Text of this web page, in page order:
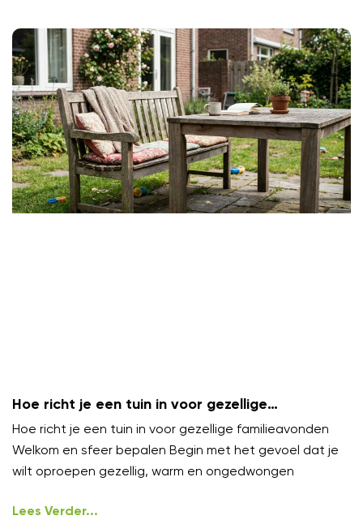
Hoe richt je een tuin in voor gezellige
familieavonden?
Hoe richt je een tuin in voor gezellige familieavonden
Welkom en sfeer bepalen Begin met het gevoel dat je
wilt oproepen gezellig, warm en ongedwongen
Lees Verder...